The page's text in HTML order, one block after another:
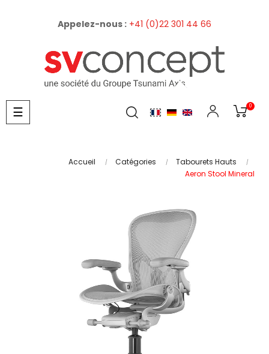
Appelez-nous : +41 (0)22 301 44 66
0
Basculer
la
☰
Accueil Catégories
Tabourets Hauts
Aeron Stool Mineral